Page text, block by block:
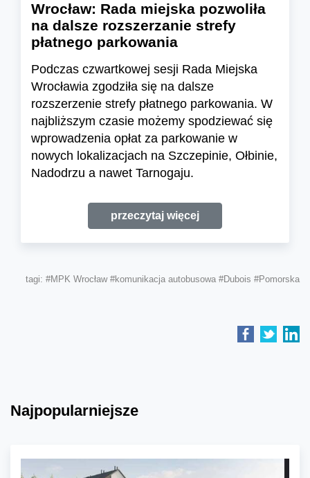
Wrocław: Rada miejska pozwoliła
na dalsze rozszerzanie strefy
płatnego parkowania
Podczas czwartkowej sesji Rada Miejska
Wrocławia zgodziła się na dalsze
rozszerzenie strefy płatnego parkowania. W
najbliższym czasie możemy spodziewać się
wprowadzenia opłat za parkowanie w
nowych lokalizacjach na Szczepinie, Ołbinie,
Nadodrzu a nawet Tarnogaju.
przeczytaj więcej
tagi: #MPK Wrocław #komunikacja autobusowa #Dubois #Pomorska
Najpopularniejsze